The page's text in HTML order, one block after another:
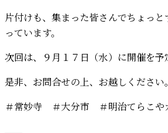
片付けも、集まった皆さんでちょっ
っています。
次回は、９月１７日（水）に開催を予
是非、お問合せの上、お越しください。
＃常妙寺 ＃大分市 ＃明治てらこ